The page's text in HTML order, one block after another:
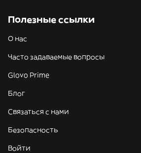
Полезные ссылки
О нас
Часто задаваемые вопросы
Glovo Prime
Блог
Связаться с нами
Безопасность
Войти